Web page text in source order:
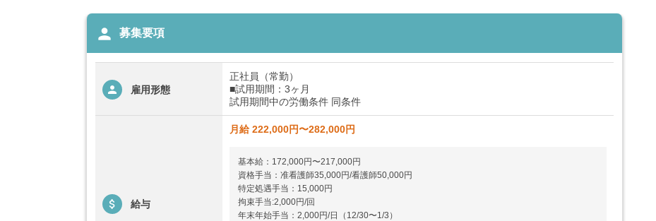
person 募集要項
雇用形態
正社員（常勤）
■試用期間：3ヶ月
試用期間中の労働条件 同条件
給与
月給 222,000円〜282,000円
基本給：172,000円〜217,000円
資格手当：准看護師35,000円/看護師50,000円
特定処遇手当：15,000円
拘束手当:2,000円/回
年末年始手当：2,000円/日（12/30〜1/3）